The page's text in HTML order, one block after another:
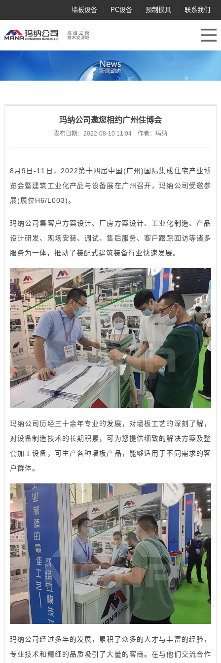
联系我们
预制模具
PC设备
墙板设备
玛纳公司邀您相约广州住博会
发布日期：2022-08-10 11:04 作者：玛纳
8月9日-11日，2022第十四届中国(广州)国际集成住宅产业博
览会暨建筑工业化产品与设备展在广州召开，玛纳公司受邀参
展(展位H6/L003)。
玛纳公司集客户方案设计、厂房方案设计、工业化制造、产品
设计研发、现场安装、调试、售后服务、客户跟踪回访等诸多
服务为一体，推动了装配式建筑装备行业快速发展。
玛纳公司历经三十余年专业的发展，对墙板工艺的深刻了解，
对设备制造技术的长期积累，可为您提供细致的解决方案及整
套加工设备，可生产各种墙板产品，能够适用于不同需求的客
户群体。
玛纳公司经过多年的发展，累积了众多的人才与丰富的经验，
专业技术和精细的品质吸引了大量的客商。在与他们交流合作